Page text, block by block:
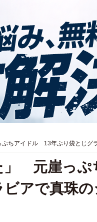
ちアイドル 13年ぶり袋とじグ
」 元崖っぷ
アで真珠の